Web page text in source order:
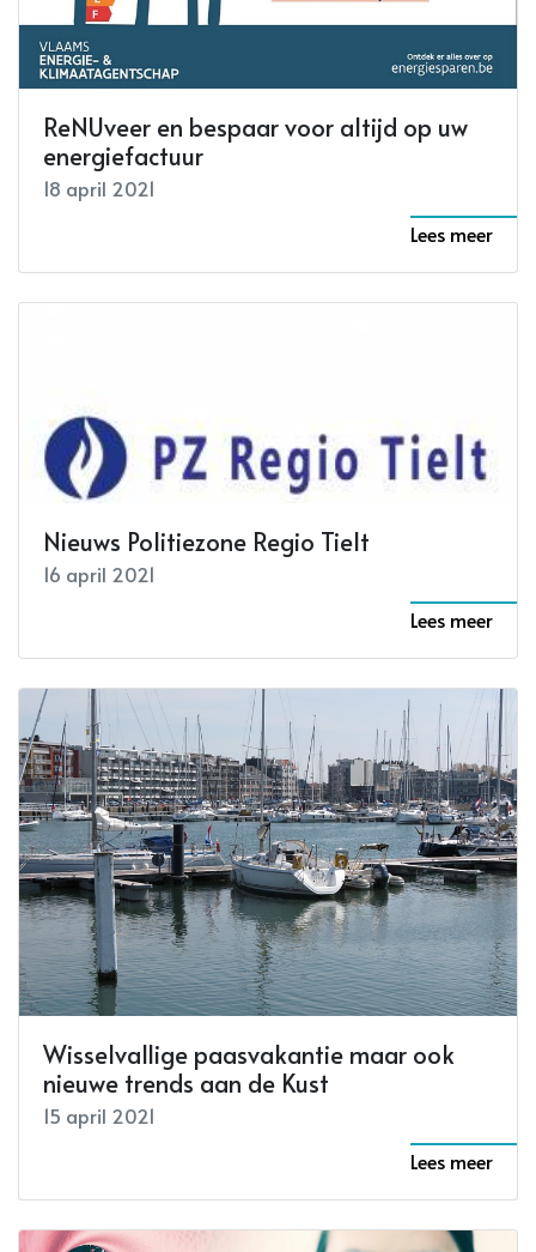
ReNUveer en bespaar voor altijd op uw
energiefactuur
18 april 2021
Lees meer
Nieuws Politiezone Regio Tielt
16 april 2021
Lees meer
Wisselvallige paasvakantie maar ook
nieuwe trends aan de Kust
15 april 2021
Lees meer